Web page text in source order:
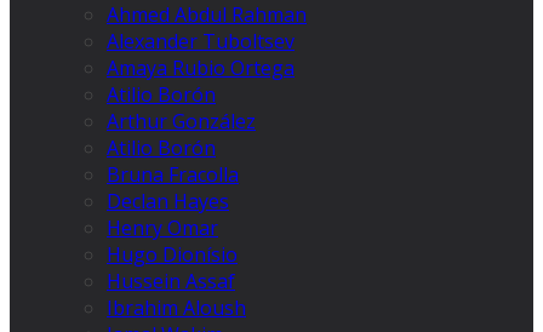
Ahmed Abdul Rahman
Alexander Tuboltsev
Amaya Rubio Ortega
Atilio Borón
Arthur González
Atilio Borón
Bruna Fracolla
Declan Hayes
Henry Omar
Hugo Dionísio
Hussein Assaf
Ibrahim Aloush